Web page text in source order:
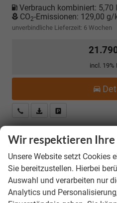
Verbrauch kombiniert: 5,70
CO2-Emissionen: 129,00 g/
unverbindliche Lieferzeit: 6 Wochen
incl. 19%
Kostenloser Rückruf-Service
PDF-Datei, Fahrzeugexposé
Skoda Kamiq Selection
MENSCHEN MIT
115PS, Klimaanlage,
hinten, LED-
Infotainment 8", Virtual
Wir respektieren
Unsere Website setzt Cookies
Sie bereitzustellen. Hierbei
Auswahl und verarbeiten nur
Analytics und